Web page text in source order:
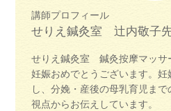
講師プロフィール
せりえ鍼灸室 辻内敬子
せりえ鍼灸室 鍼灸按摩マッサ
妊娠おめでとうございます。
し、分娩・産後の母乳育児ま
視点からお伝えしています。